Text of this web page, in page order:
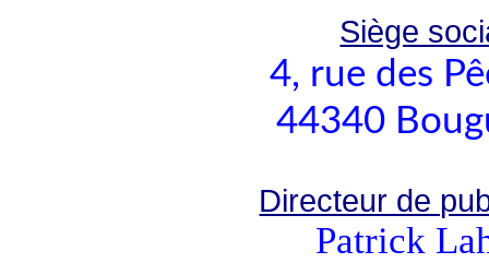
Siège
4, rue des
44340
Directeur de
Patrick